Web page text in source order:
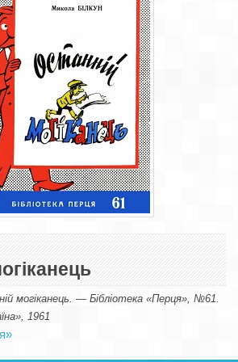
могіканець. — Бібліотека «Перця», №61.
1961